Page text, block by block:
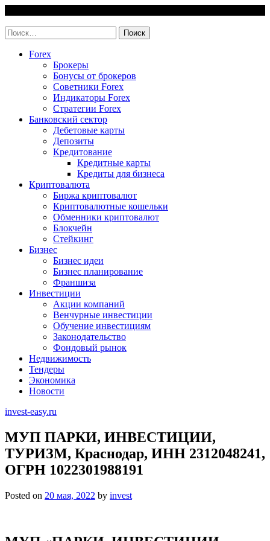
content
Найти:
Forex
Брокеры
Бонусы от брокеров
Советники Forex
Индикаторы Forex
Стратегии Forex
Банковский сектор
Дебетовые карты
Депозиты
Кредитование
Кредитные карты
Кредиты для бизнеса
Криптовалюта
Биржа криптовалют
Криптовалютные кошельки
Обменники криптовалют
Блокчейн
Стейкинг
Бизнес
Бизнес идеи
Бизнес планирование
Франшиза
Инвестиции
Акции компаний
Венчурные инвестиции
Обучение инвестициям
Законодательство
Фондовый рынок
Недвижимость
Тендеры
Экономика
Новости
invest-easy.ru
МУП ПАРКИ, ИНВЕСТИЦИИ,
ТУРИЗМ, Краснодар, ИНН 2312048241,
ОГРН 1022301988191
Posted on 20 мая, 2022 by invest